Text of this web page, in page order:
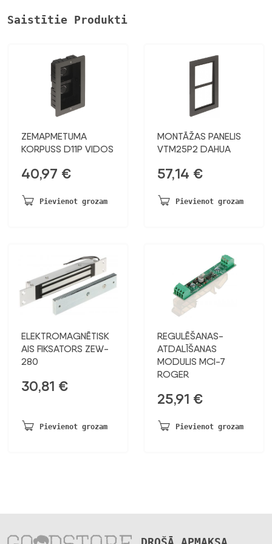
Saistītie Produkti
ZEMAPMETUMA
KORPUSS D11P VIDOS
40,97 €
Pievienot grozam
MONTĀŽAS PANELIS
VTM25P2 DAHUA
57,14 €
Pievienot grozam
ELEKTROMAGNĒTISK
AIS FIKSATORS ZEW-
280
30,81 €
Pievienot grozam
REGULĒŠANAS-
ATDALĪŠANAS
MODULIS MCI-7
ROGER
25,91 €
Pievienot grozam